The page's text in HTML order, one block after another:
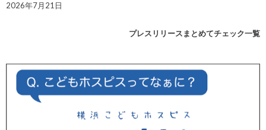
2026年7月21日
プレスリリースまとめてチェック一覧